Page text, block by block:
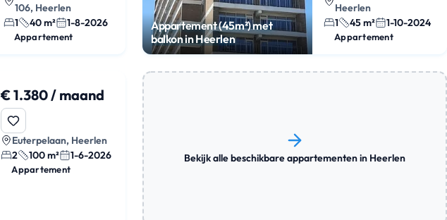
106, Heerlen
1
40 m² 1-8-2026
Appartement
Appartement (45m²) met
balkon in Heerlen
Heerlen
1
45 m² 1-10-2024
Appartement
€ 1.380 / maand
Euterpelaan, Heerlen
2
100 m² 1-6-2026
Appartement
Bekijk alle beschikbare appartementen in Heerlen